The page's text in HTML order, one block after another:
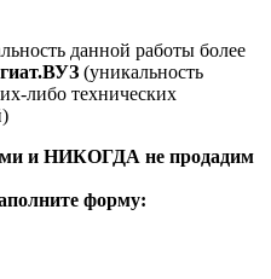
данной работы более
(уникальность
либо технических
и НИКОГДА не продадим
форму: